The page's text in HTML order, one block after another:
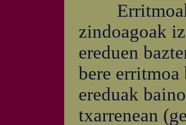
Erritmoak
zindoagoak
ereduen
bere erritmoa
ereduak
txarrenean